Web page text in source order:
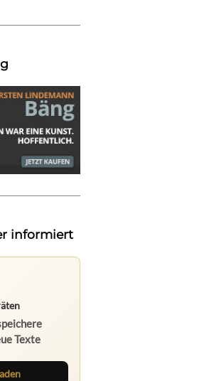
informiert
Texte